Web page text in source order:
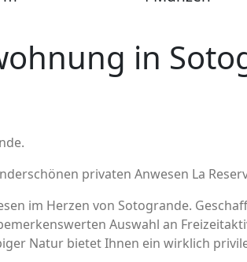
in
privaten Anwesen La
im Herzen von Sotogrande.
Auswahl an
Natur bietet Ihnen ein wirklich